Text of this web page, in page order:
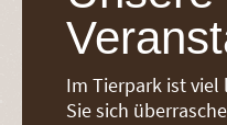
Im Tierpark ist viel
Sie sich